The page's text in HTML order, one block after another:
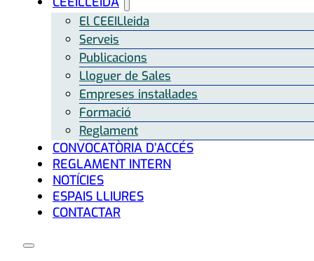
El CEEILleida
Serveis
Publicacions
Lloguer de Sales
Empreses instal·lades
Formació
Reglament
CONVOCATÒRIA D’ACCÉS
REGLAMENT INTERN
NOTÍCIES
ESPAIS LLIURES
CONTACTAR